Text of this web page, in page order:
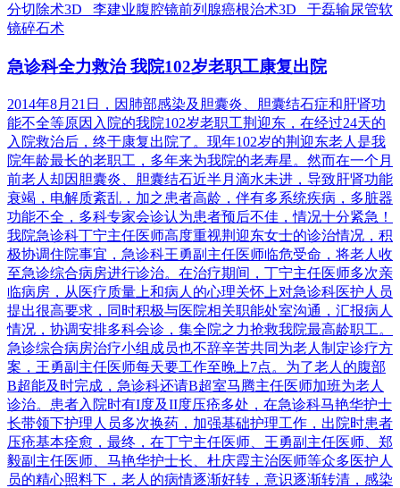
分切除术3D 李建业腹腔镜前列腺癌根治术3D 于磊输尿管软
镜碎石术
急诊科全力救治 我院102岁老职工康复出院
2014年8月21日，因肺部感染及胆囊炎、胆囊结石症和肝肾功
能不全等原因入院的我院102岁老职工荆迎东，在经过24天的
入院救治后，终于康复出院了。现年102岁的荆迎东老人是我
院年龄最长的老职工，多年来为我院的老寿星。然而在一个月
前老人却因胆囊炎、胆囊结石近半月滴水未进，导致肝肾功能
衰竭，电解质紊乱，加之患者高龄，伴有多系统疾病，多脏器
功能不全，多科专家会诊认为患者预后不佳，情况十分紧急！
我院急诊科丁宁主任医师高度重视荆迎东女士的诊治情况，积
极协调住院事宜，急诊科王勇副主任医师临危受命，将老人收
至急诊综合病房进行诊治。在治疗期间，丁宁主任医师多次亲
临病房，从医疗质量上和病人的心理关怀上对急诊科医护人员
提出很高要求，同时积极与医院相关职能处室沟通，汇报病人
情况，协调安排多科会诊，集全院之力抢救我院最高龄职工。
急诊综合病房治疗小组成员也不辞辛苦共同为老人制定诊疗方
案，王勇副主任医师每天要工作至晚上7点。为了老人的腹部
B超能及时完成，急诊科还请B超室马腾主任医师加班为老人
诊治。患者入院时有I度及II度压疮多处，在急诊科马艳华护士
长带领下护理人员多次换药，加强基础护理工作，出院时患者
压疮基本痊愈，最终，在丁宁主任医师、王勇副主任医师、郑
毅副主任医师、马艳华护士长、杜庆霞主治医师等众多医护人
员的精心照料下，老人的病情逐渐好转，意识逐渐转清，感染